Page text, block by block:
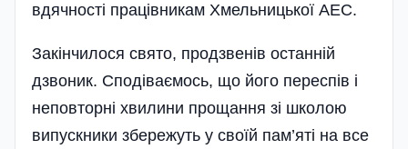
вдячності працівникам Хмельницької АЕС.
Закінчилося свято, про­дзве­нів останній
дзвоник. Сподіваємось, що його переспів і
неповторні хвилини прощання зі школою
випускники збережуть у своїй пам’яті на все